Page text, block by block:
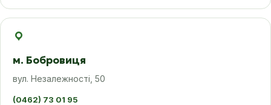
м. Бобровиця
вул. Незалежності, 50
(0462) 73 01 95